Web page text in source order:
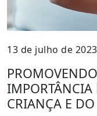
13 de julho de 2023
IMPORTÂNCIA
CRIANÇA E